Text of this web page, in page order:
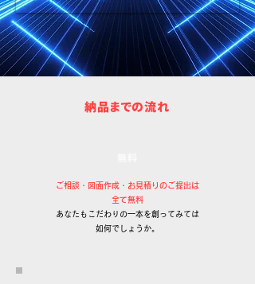
納品までの流れ
ご相談・図面作成・お見積りのご提出は
全て無料
あなたもこだわりの一本を創ってみては
如何でしょうか。